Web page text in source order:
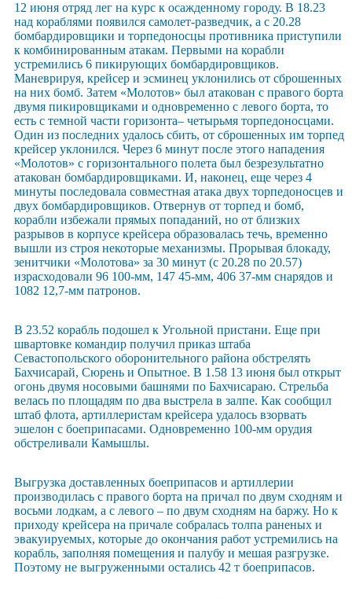
12 июня отряд лег на курс к осажденному городу. В 18.23
над кораблями появился самолет-разведчик, а с 20.28
бомбардировщики и торпедоносцы противника приступили
к комбинированным атакам. Первыми на корабли
устремились 6 пикирующих бомбардировщиков.
Маневрируя, крейсер и эсминец уклонились от сброшенных
на них бомб. Затем «Молотов» был атакован с правого борта
двумя пикировщиками и одновременно с левого борта, то
есть с темной части горизонта– четырьмя торпедоносцами.
Один из последних удалось сбить, от сброшенных им торпед
крейсер уклонился. Через 6 минут после этого нападения
«Молотов» с горизонтального полета был безрезультатно
атакован бомбардировщиками. И, наконец, еще через 4
минуты последовала совместная атака двух торпедоносцев и
двух бомбардировщиков. Отвернув от торпед и бомб,
корабли избежали прямых попаданий, но от близких
разрывов в корпусе крейсера образовалась течь, временно
вышли из строя некоторые механизмы. Прорывая блокаду,
зенитчики «Молотова» за 30 минут (с 20.28 по 20.57)
израсходовали 96 100-мм, 147 45-мм, 406 37-мм снарядов и
1082 12,7-мм патронов.
В 23.52 корабль подошел к Угольной пристани. Еще при
швартовке командир получил приказ штаба
Севастопольского оборонительного района обстрелять
Бахчисарай, Сюрень и Опытное. В 1.58 13 июня был открыт
огонь двумя носовыми башнями по Бахчисараю. Стрельба
велась по площадям по два выстрела в залпе. Как сообщил
штаб флота, артиллеристам крейсера удалось взорвать
эшелон с боеприпасами. Одновременно 100-мм орудия
обстреливали Камышлы.
Выгрузка доставленных боеприпасов и артиллерии
производилась с правого борта на причал по двум сходням и
восьми лодкам, а с левого – по двум сходням на баржу. Но к
приходу крейсера на причале собралась толпа раненых и
эвакуируемых, которые до окончания работ устремились на
корабль, заполняя помещения и палубу и мешая разгрузке.
Поэтому не выгруженными остались 42 т боеприпасов.